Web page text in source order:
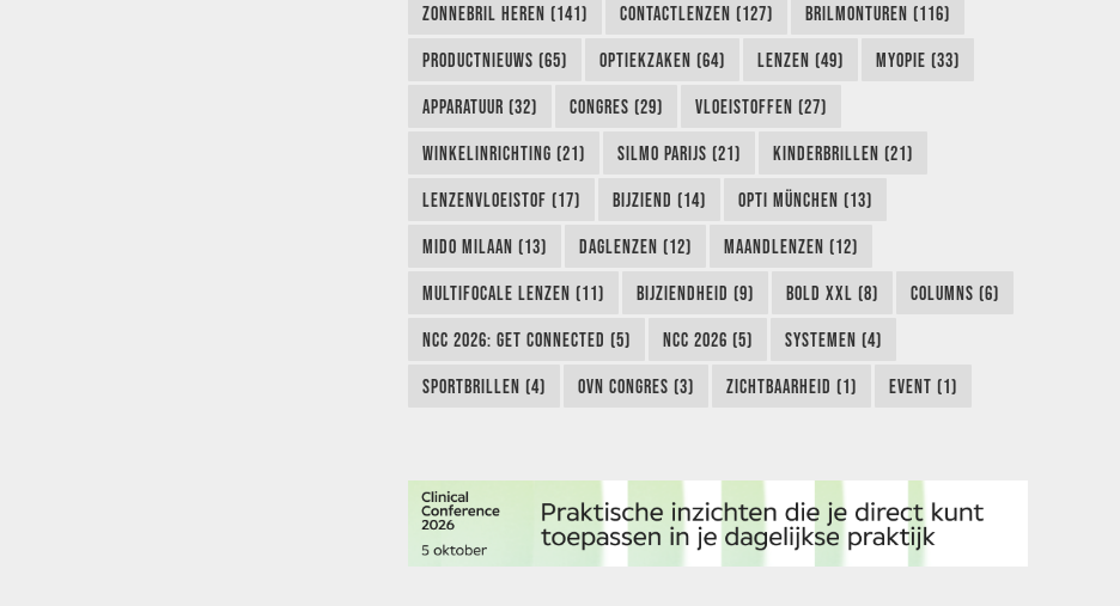
ZONNEBRIL HEREN (141) CONTACTLENZEN (127) BRILMONTUREN (116)
PRODUCTNIEUWS (65) OPTIEKZAKEN (64) LENZEN (49) MYOPIE (33)
APPARATUUR (32) CONGRES (29) VLOEISTOFFEN (27)
WINKELINRICHTING (21) SILMO PARIJS (21) KINDERBRILLEN (21)
LENZENVLOEISTOF (17) BIJZIEND (14) OPTI MÜNCHEN (13)
MIDO MILAAN (13) DAGLENZEN (12) MAANDLENZEN (12)
MULTIFOCALE LENZEN (11) BIJZIENDHEID (9) BOLD XXL (8) COLUMNS (6)
NCC 2026: GET CONNECTED (5) NCC 2026 (5) SYSTEMEN (4)
SPORTBRILLEN (4) OVN CONGRES (3) ZICHTBAARHEID (1) EVENT (1)